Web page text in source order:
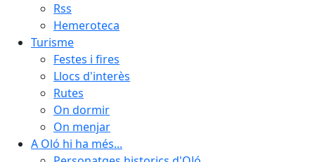
Rss
Hemeroteca
Turisme
Festes i fires
Llocs d'interès
Rutes
On dormir
On menjar
A Oló hi ha més...